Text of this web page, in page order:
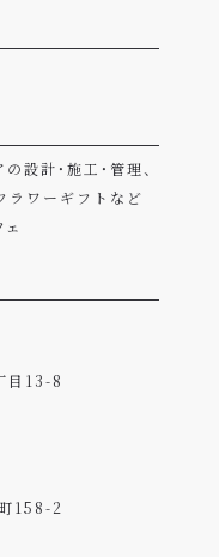
設計・施工・管理、
ラワーギフトなど
目13-8
158-2